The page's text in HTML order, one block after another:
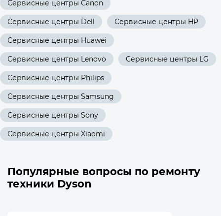
Сервисные центры Canon
Сервисные центры Dell Сервисные центры HP
Сервисные центры Huawei
Сервисные центры Lenovo Сервисные центры LG
Сервисные центры Philips
Сервисные центры Samsung
Сервисные центры Sony
Сервисные центры Xiaomi
Популярные вопросы по ремонту
техники Dyson